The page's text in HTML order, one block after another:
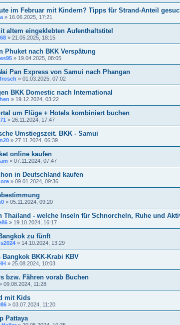
im Februar mit Kindern? Tipps für Strand-Anteil
» 16.06.2025, 17:21
altem eingeklebten Aufenthaltstitel
» 21.05.2025, 18:15
Phuket nach BKK Verspätung
» 19.04.2025, 08:05
Pan Express von Samui nach Phangan
» 01.03.2025, 07:02
BKK Domestic nach International
» 19.12.2024, 03:22
um Flüge + Hotels kombiniert buchen
» 26.11.2024, 17:47
Umstiegszeit. BKK - Samui
» 27.11.2024, 06:39
online kaufen
» 07.11.2024, 07:47
in Deutschland kaufen
» 09.01.2024, 09:36
» 05.11.2024, 09:20
Thailand - welche Inseln für Schnorcheln, Ruhe und
» 19.10.2024, 16:17
zu fünft
» 14.10.2024, 13:29
Bangkok BKK-Krabi KBV
» 25.08.2024, 10:03
bzw. Fähren vorab Buchen
09.08.2024, 11:28
mit Kids
» 03.07.2024, 11:20
Pattaya